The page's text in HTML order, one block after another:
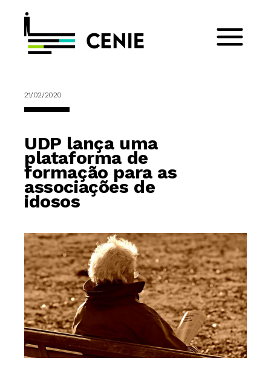
21/02/2020
UDP lança uma
plataforma de
formação para as
associações de
idosos